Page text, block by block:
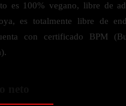
es 100% vegano, libre de
es totalmente libre de
con certificado BPM